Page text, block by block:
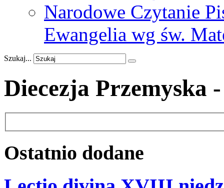
Narodowe Czytanie
Ewangelia wg św.
Szukaj...
Diecezja Przemyska
Ostatnio dodane